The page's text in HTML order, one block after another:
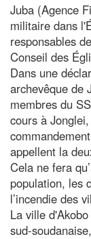
Juba (Agence
militaire dans
responsables
Conseil des
Dans une
archevêque de
membres du
cours à
appellent la
Cela ne fera
population, les
l’incendie des
La ville
sud-